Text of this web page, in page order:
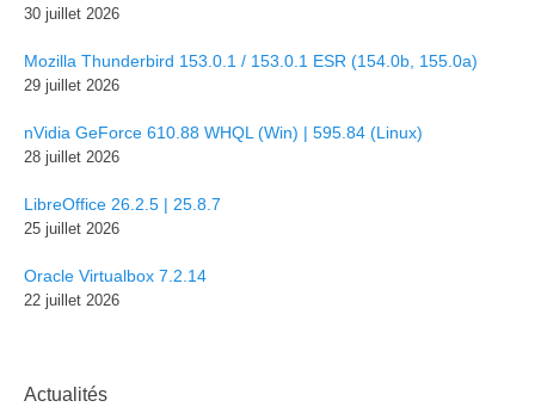
30 juillet 2026
Mozilla Thunderbird 153.0.1 / 153.0.1 ESR (154.0b, 155.0a)
29 juillet 2026
nVidia GeForce 610.88 WHQL (Win) | 595.84 (Linux)
28 juillet 2026
LibreOffice 26.2.5 | 25.8.7
25 juillet 2026
Oracle Virtualbox 7.2.14
22 juillet 2026
Actualités